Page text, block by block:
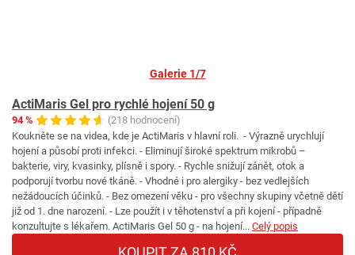
Galerie 1/7
ActiMaris Gel pro rychlé hojení 50 g
94 %
(218 hodnocení)
Koukněte se na videa, kde je ActiMaris v hlavní roli. - Výrazně urychlují
hojení a působí proti infekci. - Eliminují široké spektrum mikrobů –
bakterie, viry, kvasinky, plísně i spory. - Rychle snižují zánět, otok a
podporují tvorbu nové tkáně. - Vhodné i pro alergiky - bez vedlejších
nežádoucích účinků. - Bez omezení věku - pro všechny skupiny včetně dětí
již od 1. dne narození. - Lze použít i v těhotenství a při kojení - případně
konzultujte s lékařem. ActiMaris Gel 50 g - na hojení... Celý popis